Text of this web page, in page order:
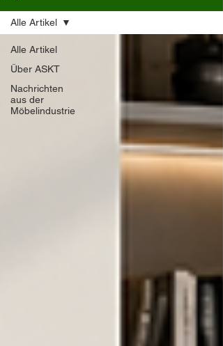
Alle Artikel
Über ASKT
Nachrichten
aus der
Möbelindustrie
Alle Artikel